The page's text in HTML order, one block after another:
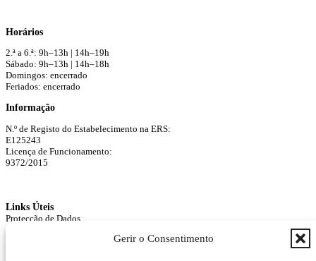
Gerir o Consentimento
Horários
2.ª a 6.ª: 9h–13h | 14h–19h
Sábado: 9h–13h | 14h–18h
Domingos: encerrado
Feriados: encerrado
Informação
N.º de Registo do Estabelecimento na ERS:
E125243
Licença de Funcionamento:
9372/2015
Links Úteis
Protecção de Dados